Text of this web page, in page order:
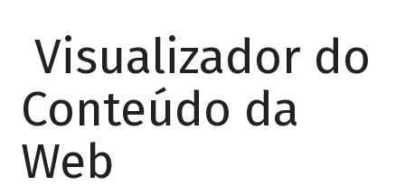
Visualizador do
Conteúdo da
Web